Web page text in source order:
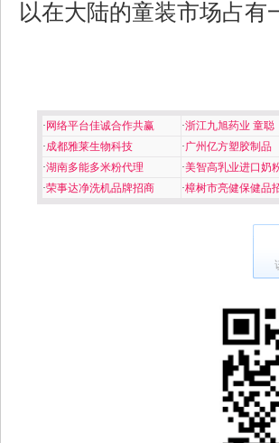
以在大陆的童装市场占有
· 网络平台佳诚合作共赢 ·浙江九旭药业 童聪
·成都雅莱生物科技 ·广州亿方塑胶制品
·湖南多能多米粉代理 ·美智高乳业进口奶
·荣事达净洗机品牌招商 ·樟树市亮健保健品